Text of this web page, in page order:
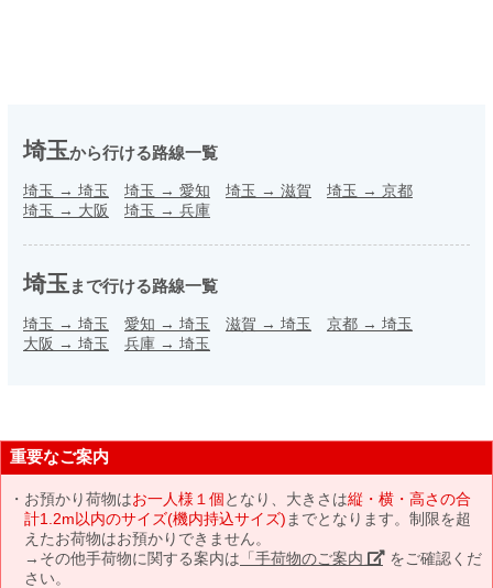
埼玉から行ける路線一覧
埼玉 → 埼玉 埼玉 → 愛知 埼玉 → 滋賀 埼玉 → 京都
埼玉 → 大阪 埼玉 → 兵庫
埼玉 まで行ける路線一覧
埼玉 → 埼玉 愛知 → 埼玉 滋賀 → 埼玉 京都 → 埼玉
大阪 → 埼玉 兵庫 → 埼玉
重要なご案内
お預かり荷物はお一人様１個となり、大きさは縦・横・高さの合
計1.2m以内のサイズ(機内持込サイズ) までとなります。制限を超
えたお荷物はお預かりできません。
→その他手荷物に関する案内は 「手荷物のご案内」 をご確認くだ
さい。